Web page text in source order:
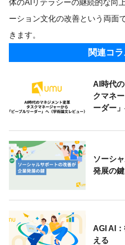
体のAIリテラシーの継続的な向
ーション文化の改善という両面
きます。
関連コ
AI時代
クマネ
ーダー
ソーシ
発展の鍵
AGI AI
える